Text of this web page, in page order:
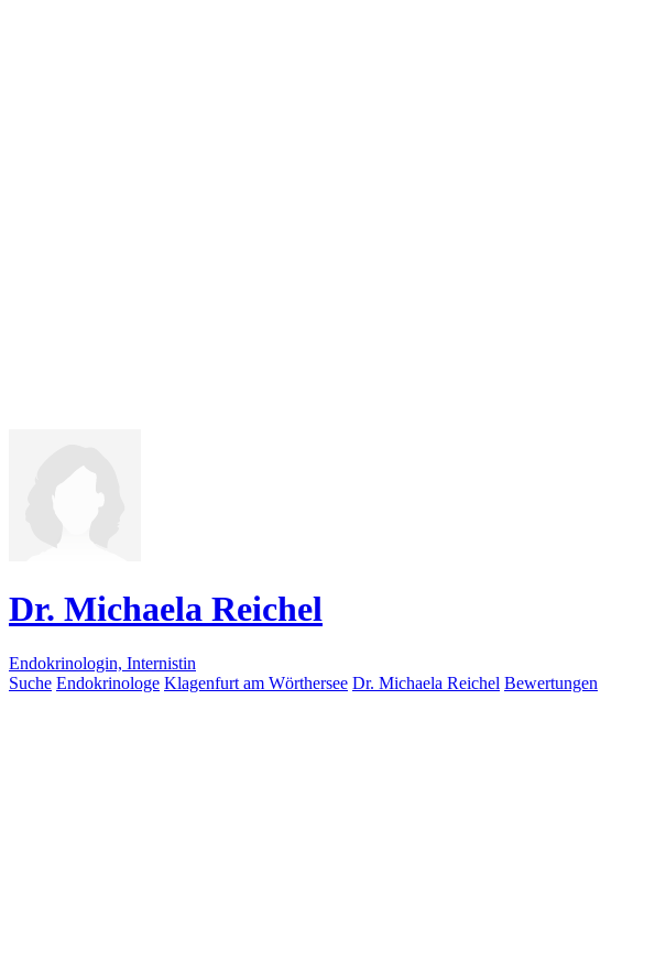
Dr. Michaela Reichel
Endokrinologin, Internistin
Suche Endokrinologe Klagenfurt am Wörthersee Dr. Michaela Reichel Bewertungen